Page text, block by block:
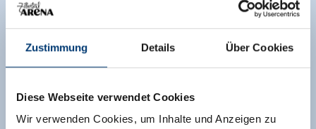
Zustimmung Details Über Cookies
Diese Webseite verwendet Cookies
Wir verwenden Cookies, um Inhalte und Anzeigen zu
🞙🞙
Hotel-Garni Matthäuserhof
Hotel garni
96 Uitstekend/ 54 Ratings